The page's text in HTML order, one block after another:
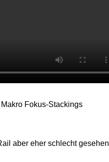
Fokus-Stackings
aber eher schlecht gesehen